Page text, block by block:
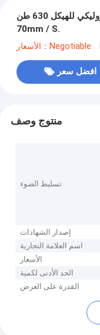
مكبس هيدروليكي للهيكل 630 طن H 6300KN 22X2 KW
70mm / S.
الأسعار：Negotiable
افضل سعر
منتوج وصف
تسليط الضوء
إصدار الشهادات
اسم العلامة التجارية
الأسعار
الحد الأدنى لكمية
القدرة على العرض